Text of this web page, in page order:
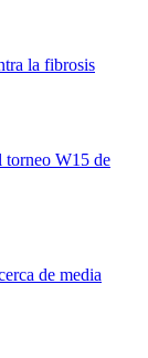
la fibrosis
torneo W15 de
de media